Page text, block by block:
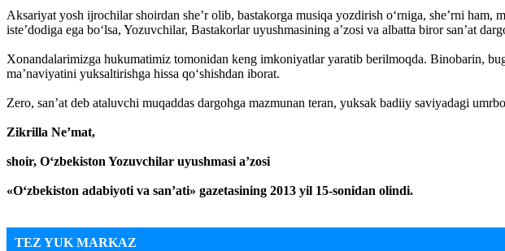
Aksariyat yosh ijrochilar shoirdan she’r olib, bastakorga musiqa yozdirish o‘rniga, she’rni
iste’dodiga ega bo‘lsa, Yozuvchilar, Bastakorlar uyushmasining a’zosi va albatta biror san’at
Xonandalarimizga hukumatimiz tomonidan keng imkoniyatlar yaratib berilmoqda. Binobarin,
ma’naviyatini yuksaltirishga hissa qo‘shishdan iborat.
Zero, san’at deb ataluvchi muqaddas dargohga mazmunan teran, yuksak badiiy saviyadagi
Zikrilla Ne’mat,
shoir, O‘zbekiston Yozuvchilar uyushmasi a’zosi
«O‘zbekiston adabiyoti va san’ati» gazetasining 2013 yil 15-sonidan olindi.
TEZ YUK MARKAZ